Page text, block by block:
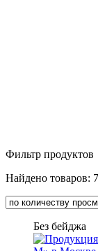
Фильтр продуктов
Найдено товаров: 7
Без бейджа